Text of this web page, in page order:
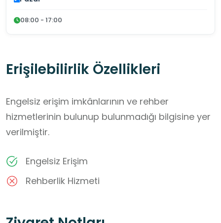
08:00 - 17:00
Erişilebilirlik Özellikleri
Engelsiz erişim imkânlarının ve rehber
hizmetlerinin bulunup bulunmadığı bilgisine yer
verilmiştir.
Engelsiz Erişim
Rehberlik Hizmeti